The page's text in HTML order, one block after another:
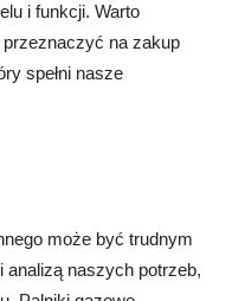
i funkcji. Warto
na zakup
spełni nasze
może być trudnym
analizą naszych potrzeb,